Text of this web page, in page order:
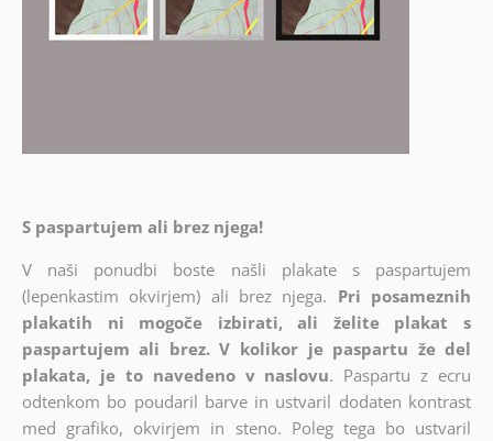
S paspartujem ali brez njega!
V naši ponudbi boste našli plakate s paspartujem
(lepenkastim okvirjem) ali brez njega. Pri posameznih
plakatih ni mogoče izbirati, ali želite plakat s
paspartujem ali brez. V kolikor je paspartu že del
plakata, je to navedeno v naslovu. Paspartu z ecru
odtenkom bo poudaril barve in ustvaril dodaten kontrast
med grafiko, okvirjem in steno. Poleg tega bo ustvaril